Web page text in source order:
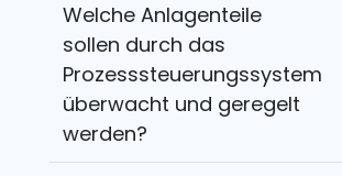
Welche Anlagenteile
sollen durch das
Prozesssteuerungssystem
überwacht und geregelt
werden?